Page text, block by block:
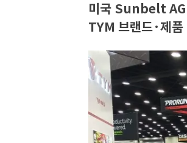
미국 Sunbelt
TYM 브랜드·제